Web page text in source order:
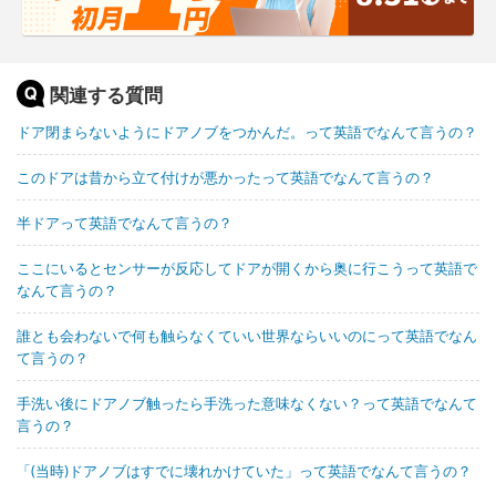
関連する質問
ドア閉まらないようにドアノブをつかんだ。って英語でなんて言うの？
このドアは昔から立て付けが悪かったって英語でなんて言うの？
半ドアって英語でなんて言うの？
ここにいるとセンサーが反応してドアが開くから奥に行こうって英語で
なんて言うの？
誰とも会わないで何も触らなくていい世界ならいいのにって英語でなん
て言うの？
手洗い後にドアノブ触ったら手洗った意味なくない？って英語でなんて
言うの？
「(当時)ドアノブはすでに壊れかけていた」って英語でなんて言うの？